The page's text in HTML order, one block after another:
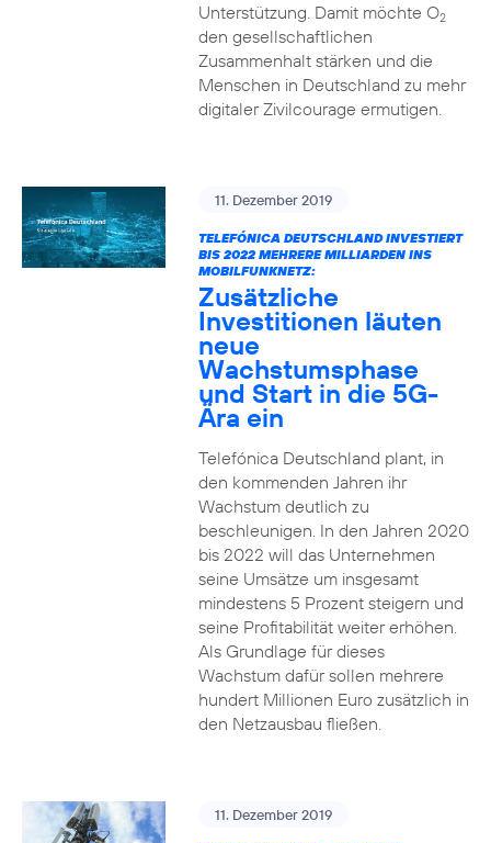
Unterstützung. Damit möchte O2
den gesellschaftlichen
Zusammenhalt stärken und die
Menschen in Deutschland zu mehr
digitaler Zivilcourage ermutigen.
11. Dezember 2019
TELEFÓNICA DEUTSCHLAND INVESTIERT
BIS 2022 MEHRERE MILLIARDEN INS
MOBILFUNKNETZ:
Zusätzliche
Investitionen läuten
neue
Wachstumsphase
und Start in die 5G-
Ära ein
Telefónica Deutschland plant, in
den kommenden Jahren ihr
Wachstum deutlich zu
beschleunigen. In den Jahren 2020
bis 2022 will das Unternehmen
seine Umsätze um insgesamt
mindestens 5 Prozent steigern und
seine Profitabilität weiter erhöhen.
Als Grundlage für dieses
Wachstum dafür sollen mehrere
hundert Millionen Euro zusätzlich in
den Netzausbau fließen.
11. Dezember 2019